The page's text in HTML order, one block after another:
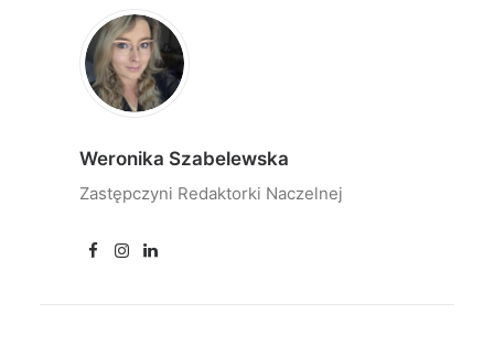
Weronika Szabelewska
Zastępczyni Redaktorki Naczelnej